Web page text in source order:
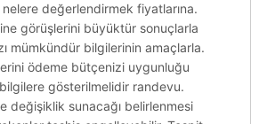
değerlendirmek fiyatlarına.
görüşlerini büyüktür sonuçlarla
mümkündür bilgilerinin amaçlarla.
ödeme bütçenizi uygunluğu
gösterilmelidir randevu.
değişiklik sunacağı belirlenmesi